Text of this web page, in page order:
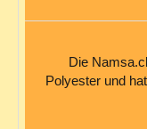
Die
Polyester und